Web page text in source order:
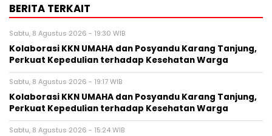
BERITA TERKAIT
Sabtu, 8 Agustus 2026 - 19:30 WIB
Kolaborasi KKN UMAHA dan Posyandu Karang Tanjung,
Perkuat Kepedulian terhadap Kesehatan Warga
Sabtu, 8 Agustus 2026 - 19:17 WIB
Kolaborasi KKN UMAHA dan Posyandu Karang Tanjung,
Perkuat Kepedulian terhadap Kesehatan Warga
Sabtu, 8 Agustus 2026 - 15:24 WIB